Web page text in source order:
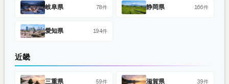
岐阜県 78件 静岡県 166件
愛知県 194件
近畿
三重県 59件 滋賀県 39件